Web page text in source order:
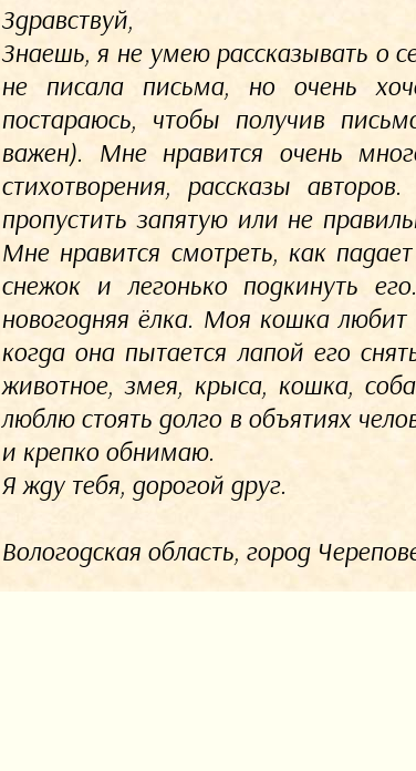
Здравствуй,
Знаешь, я не умею рассказывать о
не писала письма, но очень
постараюсь, чтобы получив
важен). Мне нравится очень
стихотворения, рассказы
пропустить запятую или не
Мне нравится смотреть, как
снежок и легонько подкинуть
новогодняя ёлка. Моя кошка
когда она пытается лапой его
животное, змея, крыса, кошка,
люблю стоять долго в объятиях
и крепко обнимаю.
Я жду тебя, дорогой друг.
Вологодская область, город